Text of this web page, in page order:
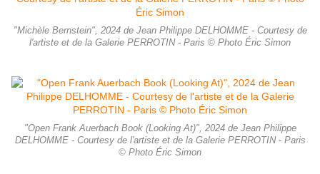
"Michèle Bernstein", 2024 de Jean Philippe DELHOMME - Courtesy de
l'artiste et de la Galerie PERROTIN - Paris © Photo Éric Simon
"Open Frank Auerbach Book (Looking At)", 2024 de Jean Philippe
DELHOMME - Courtesy de l'artiste et de la Galerie PERROTIN - Paris
© Photo Éric Simon